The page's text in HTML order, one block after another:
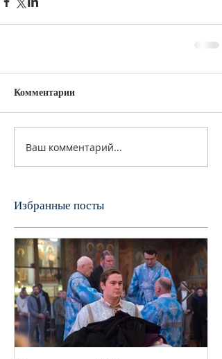
Комментарии
Ваш комментарий...
Избранные посты